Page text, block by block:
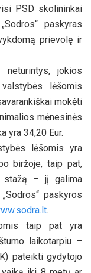
PSD skolininkai
paskyras
prievolę ir
neturintys, jokios
lėšomis
mokėti
mėnesinės
yra 34,20 Eur.
lėšomis yra
biržoje, taip pat,
stažą – jį galima
paskyros
.
taip pat yra
laikotarpiu –
pateikti gydytojo